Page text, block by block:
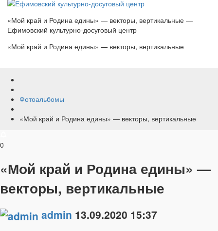
«Мой край и Родина едины» — векторы, вертикальные —
Ефимовский культурно-досуговый центр
«Мой край и Родина едины» — векторы, вертикальные
Фотоальбомы
«Мой край и Родина едины» — векторы, вертикальные
0
«Мой край и Родина едины» —
векторы, вертикальные
admin 13.09.2020 15:37